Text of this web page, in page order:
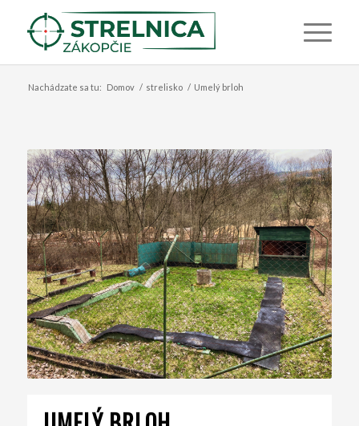
Nachádzate sa tu: Domov / strelisko / Umelý brloh